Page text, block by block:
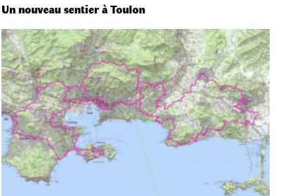
Un nouveau sentier à Toulon